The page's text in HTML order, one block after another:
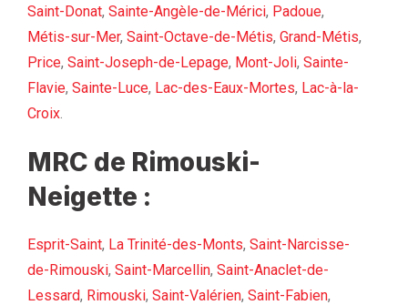
Saint-Donat, Sainte-Angèle-de-Mérici, Padoue,
Métis-sur-Mer, Saint-Octave-de-Métis, Grand-Métis,
Price, Saint-Joseph-de-Lepage, Mont-Joli, Sainte-
Flavie, Sainte-Luce, Lac-des-Eaux-Mortes, Lac-à-la-
Croix.
MRC de Rimouski-
Neigette :
Esprit-Saint, La Trinité-des-Monts, Saint-Narcisse-
de-Rimouski, Saint-Marcellin, Saint-Anaclet-de-
Lessard, Rimouski, Saint-Valérien, Saint-Fabien,